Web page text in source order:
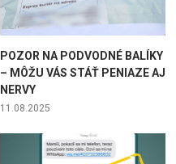
POZOR NA PODVODNÉ BALÍKY
– MÔŽU VÁS STÁŤ PENIAZE AJ
NERVY
11.08.2025